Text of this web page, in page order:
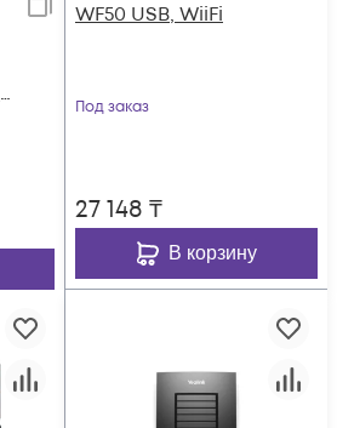
WF50 USB, WiiFi
Под заказ
27 148 ₸
В корзину